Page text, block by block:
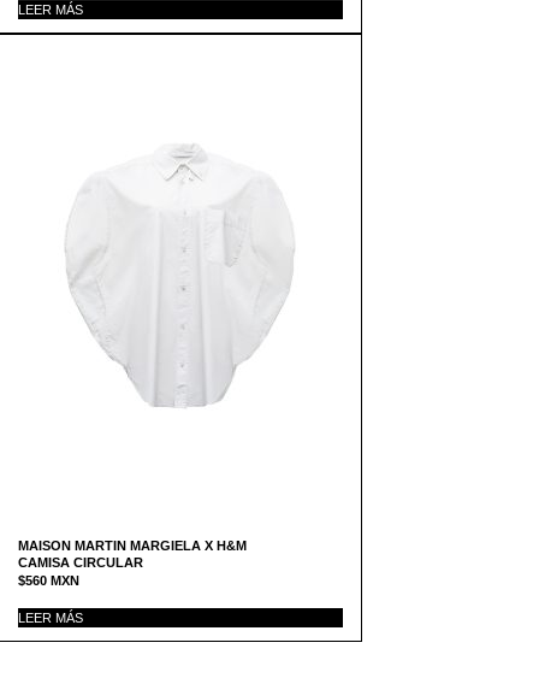
LEER MÁS
MAISON MARTIN MARGIELA X H&M
CAMISA CIRCULAR
$560 MXN
LEER MÁS